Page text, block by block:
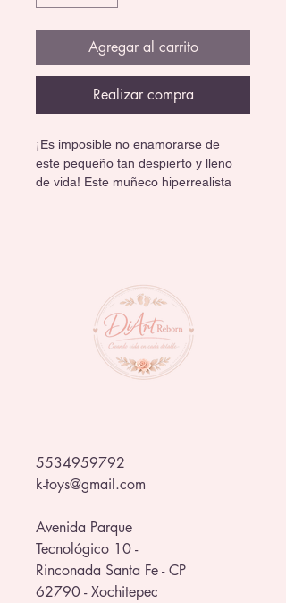
Agregar al carrito
Realizar compra
¡Es imposible no enamorarse de
este pequeño tan despierto y lleno
de vida! Este muñeco hiperrealista
realismo superior. 👶
Bebé con cuerpo de tela y
extremidades de vinil, cabello
injertado a mano, mide 50 cm.
5534959792
k-toys@gmail.com
Avenida Parque
Tecnológico 10 -
Rinconada Santa Fe - CP
62790 - Xochitepec